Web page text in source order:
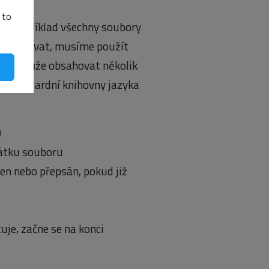
to
například všechny soubory
zapisovat, musíme použít
může obsahovat několik
standardní knihovny jazyka
souboru
nebo přepsán, pokud již
začne se na konci